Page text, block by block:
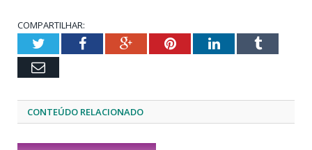
COMPARTILHAR:
TwitterFacebookGoogle+PinterestLinkedInTumblr
Email
CONTEÚDO RELACIONADO